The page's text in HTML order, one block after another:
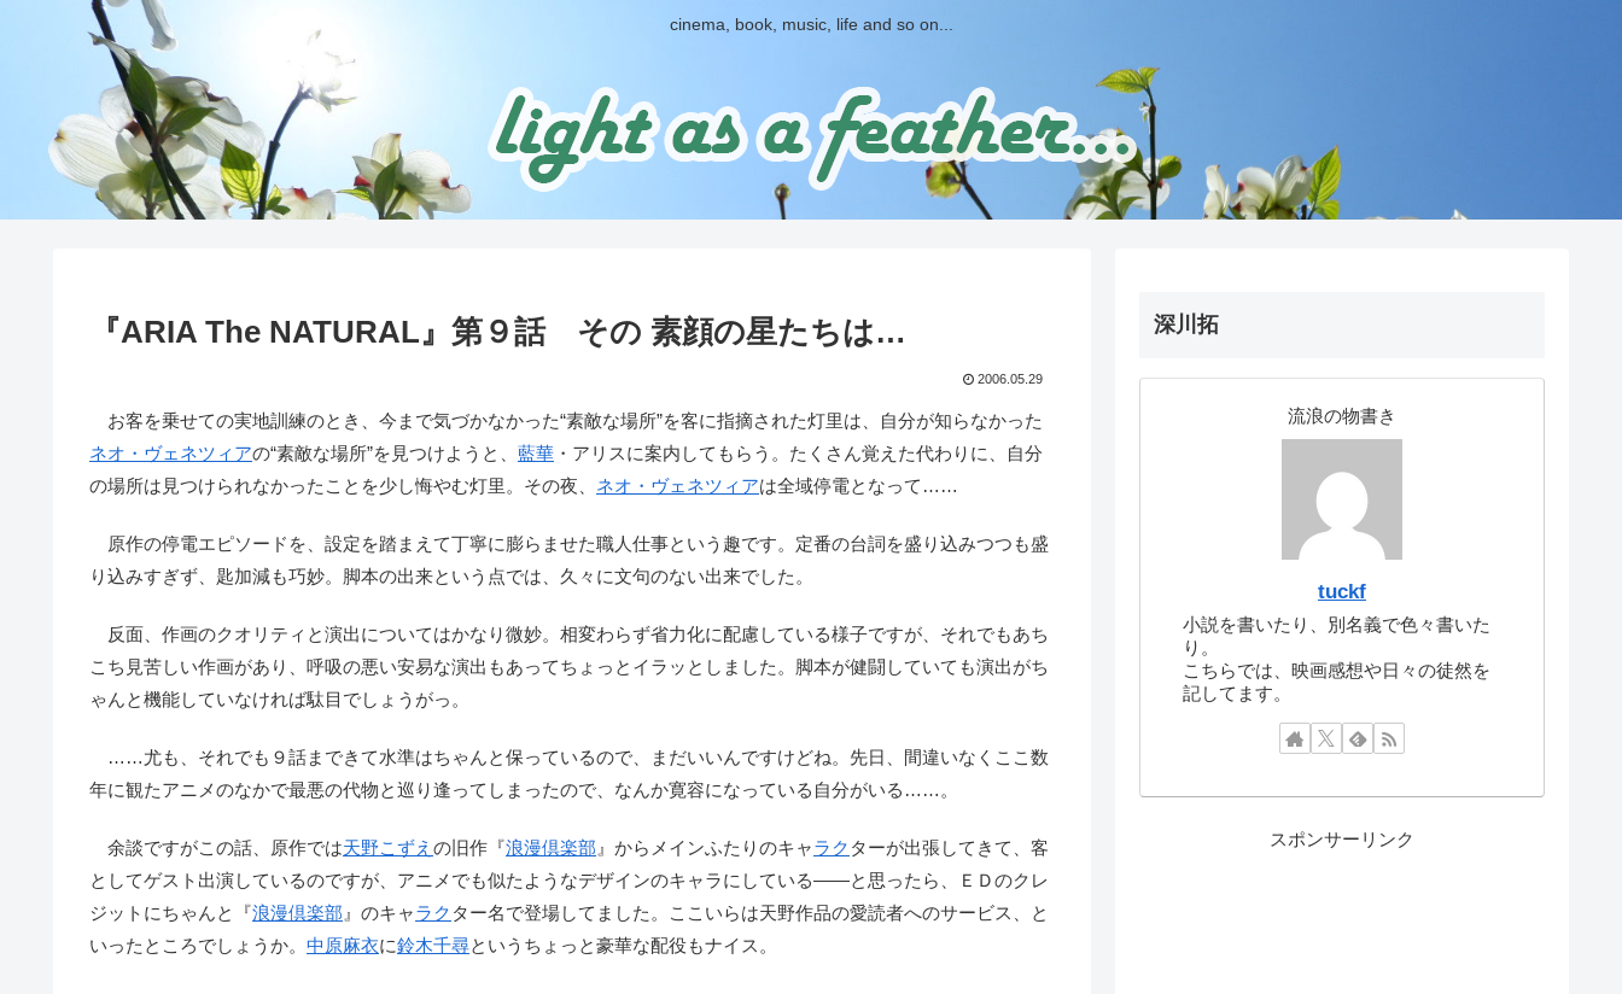
cinema, book, music, life and so on...
『ARIA The NATURAL』第９話 その 素顔の星たちは…
2006.05.29
お客を乗せての実地訓練のとき、今まで気づかなかった“素敵な場所”を客に指摘された灯里は、自分が知らなかった
ネオ・ヴェネツィアの“素敵な場所”を見つけようと、 藍華 ・アリスに案内してもらう。たくさん覚えた代わりに、自分
の場所は見つけられなかったことを少し悔やむ灯里。その夜、 ネオ・ヴェネツィアは全域停電となって……
原作の停電エピソードを、設定を踏まえて丁寧に膨らませた職人仕事という趣です。定番の台詞を盛り込みつつも盛
り込みすぎず、匙加減も巧妙。脚本の出来という点では、久々に文句のない出来でした。
反面、作画のクオリティと演出についてはかなり微妙。相変わらず省力化に配慮している様子ですが、それでもあち
こち見苦しい作画があり、呼吸の悪い安易な演出もあってちょっとイラッとしました。脚本が健闘していても演出がち
ゃんと機能していなければ駄目でしょうがっ。
……尤も、それでも９話まできて水準はちゃんと保っているので、まだいいんですけどね。先日、間違いなくここ数
年に観たアニメのなかで最悪の代物と巡り逢ってしまったので、なんか寛容になっている自分がいる……。
余談ですがこの話、原作では天野こずえ の旧作『浪漫倶楽部 』からメインふたりのキャラク ターが出張してきて、客
としてゲスト出演しているのですが、アニメでも似たようなデザインのキャラにしている――と思ったら、ＥＤのクレ
ジットにちゃんと『浪漫倶楽部 』のキャラク ター名で登場してました。ここいらは天野作品の愛読者へのサービス、と
いったところでしょうか。 中原麻衣に鈴木千尋というちょっと豪華な配役もナイス。
深川拓
流浪の物書き
tuckf
小説を書いたり、別名義で色々書いた
り。
こちらでは、映画感想や日々の徒然を
記してます。
スポンサーリンク